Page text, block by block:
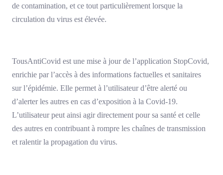
de contamination, et ce tout particulièrement lorsque la
circulation du virus est élevée.
TousAntiCovid est une mise à jour de l’application StopCovid,
enrichie par l’accès à des informations factuelles et sanitaires
sur l’épidémie. Elle permet à l’utilisateur d’être alerté ou
d’alerter les autres en cas d’exposition à la Covid-19.
L’utilisateur peut ainsi agir directement pour sa santé et celle
des autres en contribuant à rompre les chaînes de transmission
et ralentir la propagation du virus.